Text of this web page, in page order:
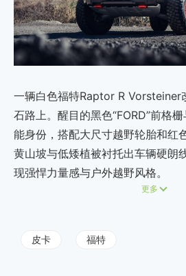
一辆白色福特Raptor R Vorsteiner
石路上。醒目的黑色“FORD”前格
能身份，搭配大尺寸越野轮胎和红
黄山坡与低矮植被衬托出车辆硬朗
现强悍力量感与户外越野风格。
更多
皮卡 福特